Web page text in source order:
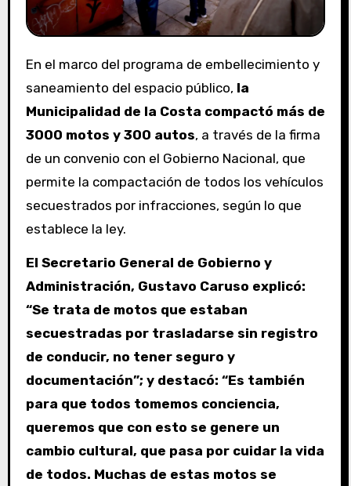
En el marco del programa de embellecimiento y
saneamiento del espacio público, la
Municipalidad de la Costa compactó más de
3000 motos y 300 autos, a través de la firma
de un convenio con el Gobierno Nacional, que
permite la compactación de todos los vehículos
secuestrados por infracciones, según lo que
establece la ley.
El Secretario General de Gobierno y
Administración, Gustavo Caruso explicó:
“Se trata de motos que estaban
secuestradas por trasladarse sin registro
de conducir, no tener seguro y
documentación”; y destacó: “Es también
para que todos tomemos conciencia,
queremos que con esto se genere un
cambio cultural, que pasa por cuidar la vida
de todos. Muchas de estas motos se